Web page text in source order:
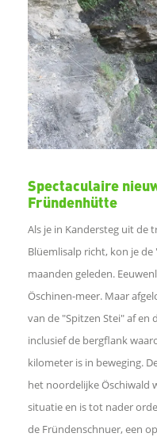
o
o
k
D
e
n
L
Spectaculaire
Fründenhütte
Als je in Kandersteg uit de
Blüemlisalp richt, kon je
maanden geleden.
Öschinen-meer. Maar
van de "Spitzen Stei" af
inclusief de bergflank
kilometer is in beweging.
het noordelijke Öschiwald
situatie en is tot nader
de Fründenschnuer, een